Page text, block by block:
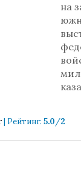
на
| Рейтинг: 5.0/2